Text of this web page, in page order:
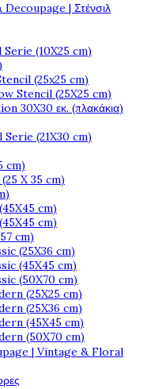
| Στένσιλ
(10X25 cm)
(25x25 cm)
Stencil (25X25 cm)
30X30 εκ. (πλακάκια)
(21X30 cm)
cm)
X 35 cm)
cm)
cm)
cm)
(25X36 cm)
(45X45 cm)
(50X70 cm)
(25X25 cm)
(25X36 cm)
(45X45 cm)
(50X70 cm)
| Vintage & Floral